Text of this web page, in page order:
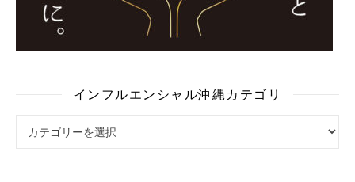
インフルエンシャル沖縄カテゴリ